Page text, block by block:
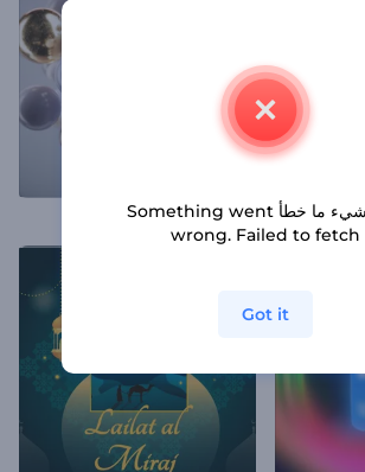
افتتاحية فقاقيع معدنية
يوجد شيء ما خطأ Something went
wrong. Failed to fetch
Got it